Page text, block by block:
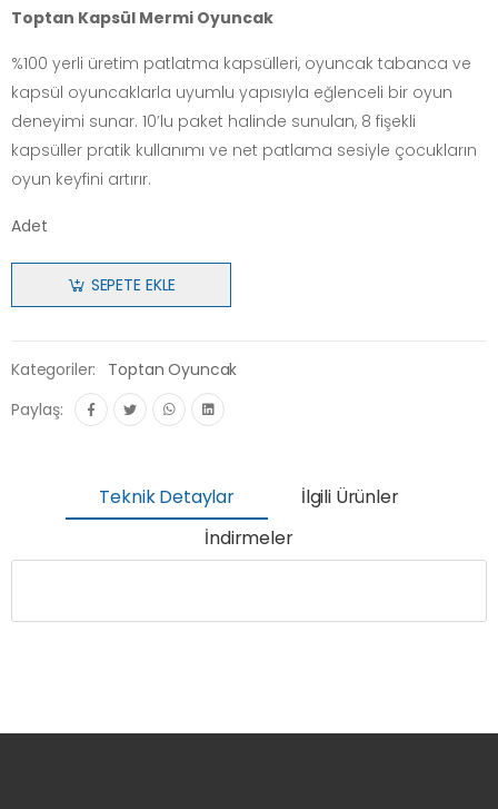
Toptan Kapsül Mermi Oyuncak
%100 yerli üretim patlatma kapsülleri, oyuncak tabanca ve
kapsül oyuncaklarla uyumlu yapısıyla eğlenceli bir oyun
deneyimi sunar. 10’lu paket halinde sunulan, 8 fişekli
kapsüller pratik kullanımı ve net patlama sesiyle çocukların
oyun keyfini artırır.
Adet
SEPETE EKLE
Kategoriler:
Toptan Oyuncak
Paylaş:
Teknik Detaylar
İlgili Ürünler
İndirmeler